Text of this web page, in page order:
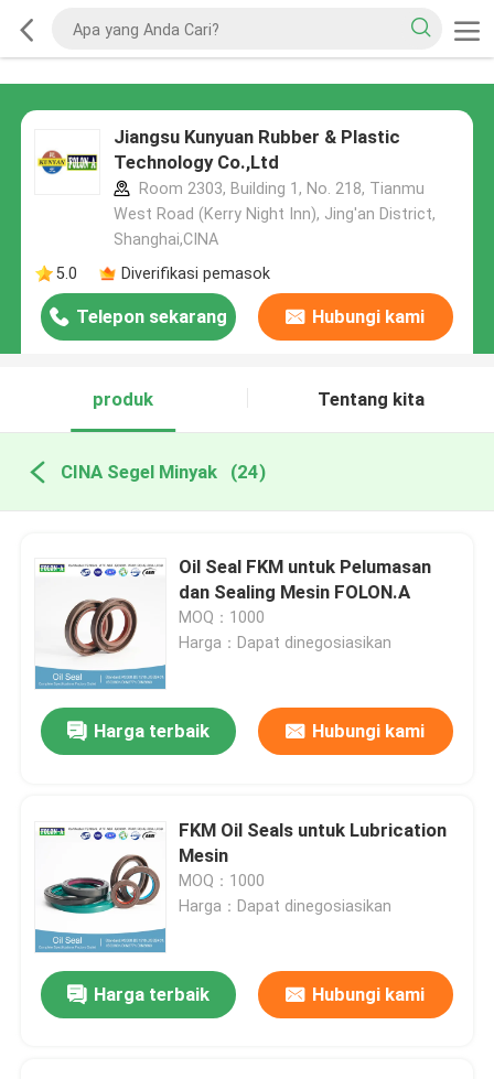
Jiangsu Kunyuan Rubber & Plastic
Technology Co.,Ltd
Room 2303, Building 1, No. 218, Tianmu
West Road (Kerry Night Inn), Jing'an District,
Shanghai,CINA
5.0
Diverifikasi pemasok
Telepon sekarang Hubungi kami
produk Tentang kita
CINA Segel Minyak (24)
Oil Seal FKM untuk Pelumasan
dan Sealing Mesin FOLON.A
MOQ：1000
Harga：Dapat dinegosiasikan
Harga terbaik Hubungi kami
FKM Oil Seals untuk Lubrication
Mesin
MOQ：1000
Harga：Dapat dinegosiasikan
Harga terbaik Hubungi kami